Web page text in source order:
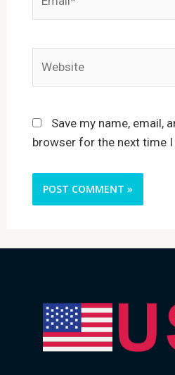
Save my name, email,
browser for the next time